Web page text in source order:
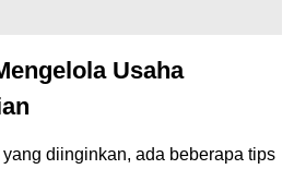
Usaha
diinginkan, ada beberapa tips